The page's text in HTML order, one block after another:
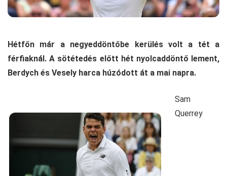
Hétfőn már a negyeddöntőbe kerülés volt a tét a
férfiaknál. A sötétedés előtt hét nyolcaddöntő lement,
Berdych és Vesely harca húzódott át a mai napra.
Sam
Querrey